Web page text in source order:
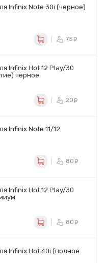
Infinix Note 30i (черное)
75
Infinix Hot 12 Play/30
черное
20
Infinix Note 11/12
80
Infinix Hot 12 Play/30
80
Infinix Hot 40i (полное